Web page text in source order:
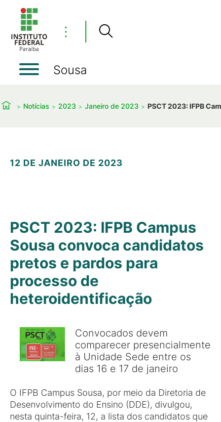
⋮
Sousa
Notícias 2023 Janeiro de 2023 PSCT 2023: IFPB
12 DE JANEIRO DE 2023
PSCT 2023: IFPB Campus
Sousa convoca candidatos
pretos e pardos para
processo de
heteroidentificação
Convocados devem
comparecer presencialmente
à Unidade Sede entre os
dias 16 e 17 de janeiro
O IFPB Campus Sousa, por meio da Diretoria de
Desenvolvimento do Ensino (DDE), divulgou,
nesta quinta-feira, 12, a lista dos candidatos que